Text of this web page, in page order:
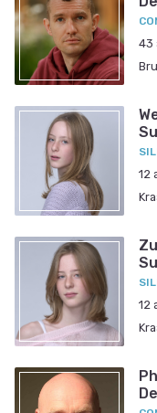
43
12
12